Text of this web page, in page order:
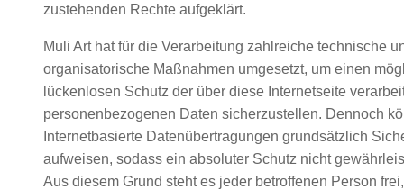
zustehenden Rechte aufgeklärt.
Muli Art hat für die Verarbeitung zahlreiche technische
organisatorische Maßnahmen umgesetzt, um einen
lückenlosen Schutz der über diese Internetseite
personenbezogenen Daten sicherzustellen. Dennoch
Internetbasierte Datenübertragungen grundsätzlich
aufweisen, sodass ein absoluter Schutz nicht
Aus diesem Grund steht es jeder betroffenen Person frei,